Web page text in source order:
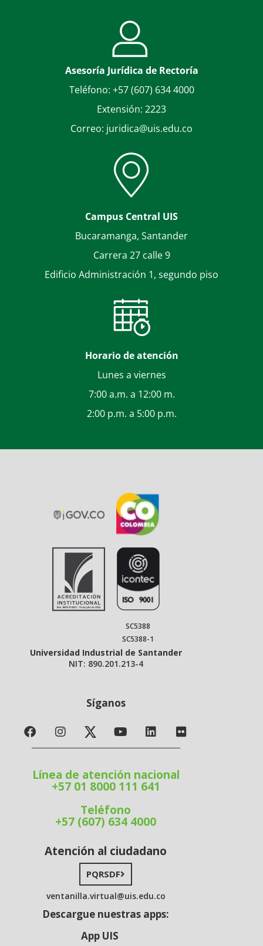
Asesoría Jurídica de Rectoría
Teléfono: +57 (607) 634 4000
Extensión: 2223
Correo: juridica@uis.edu.co
Campus Central UIS
Bucaramanga, Santander
Carrera 27 calle 9
Edificio Administración 1, segundo piso
Horario de atención
Lunes a viernes
7:00 a.m. a 12:00 m.
2:00 p.m. a 5:00 p.m.